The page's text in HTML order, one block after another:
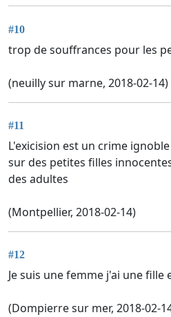
#10
trop de souffrances pour les
(neuilly sur marne, 2018-02-14)
#11
L'exicision est un crime
sur des petites filles
des adultes
(Montpellier, 2018-02-14)
#12
Je suis une femme j'ai une
(Dompierre sur mer, 2018-02-